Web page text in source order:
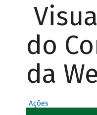
do
da
Ações